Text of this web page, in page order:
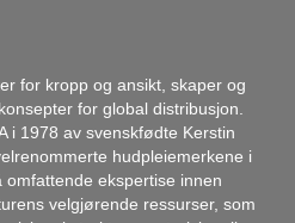
for kropp og ansikt, skaper og
for global distribusjon.
i 1978 av svenskfødte Kerstin
hudpleiemerkene i
ekspertise innen
velgjørende ressurser, som